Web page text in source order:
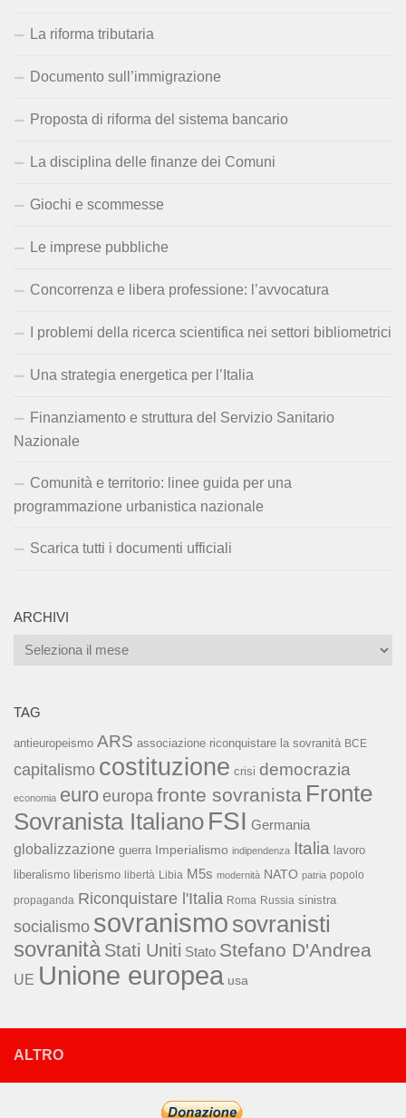
La riforma tributaria
Documento sull’immigrazione
Proposta di riforma del sistema bancario
La disciplina delle finanze dei Comuni
Giochi e scommesse
Le imprese pubbliche
Concorrenza e libera professione: l’avvocatura
I problemi della ricerca scientifica nei settori bibliometrici
Una strategia energetica per l’Italia
Finanziamento e struttura del Servizio Sanitario
Nazionale
Comunità e territorio: linee guida per una
programmazione urbanistica nazionale
Scarica tutti i documenti ufficiali
ARCHIVI
Archivi
TAG
antieuropeismo ARS associazione riconquistare la sovranità BCE
capitalismo costituzione crisi democrazia
economia euro europa fronte sovranista Fronte
Sovranista Italiano FSI Germania
globalizzazione guerra Imperialismo indipendenza Italia lavoro
liberalismo liberismo libertà Libia M5s modernità NATO patria popolo
propaganda Riconquistare l'Italia Roma Russia sinistra
socialismo sovranismo sovranisti
sovranità Stati Uniti Stato Stefano D'Andrea
UE Unione europea usa
ALTRO